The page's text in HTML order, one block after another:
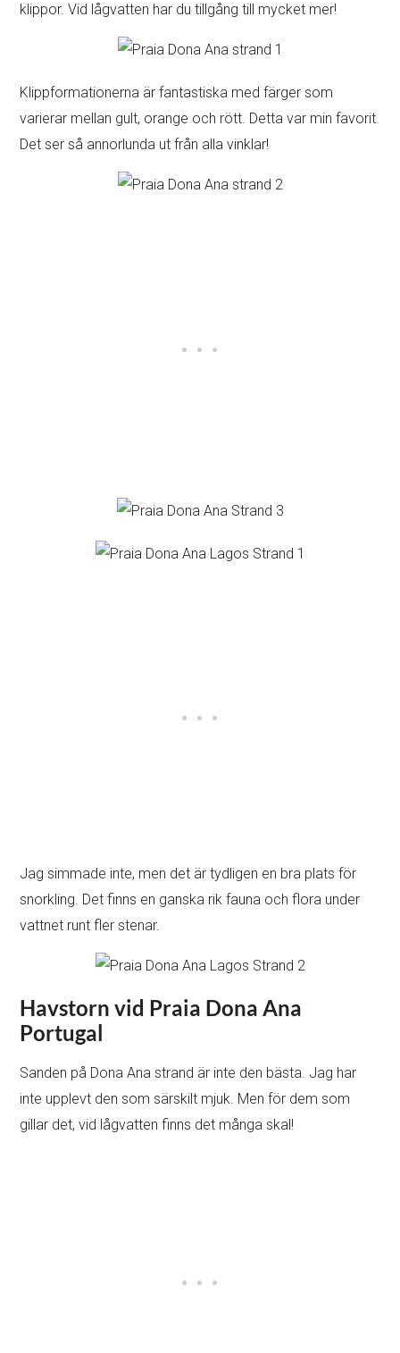
klippor. Vid lågvatten har du tillgång till mycket mer!
Klippformationerna är fantastiska med färger som
varierar mellan gult, orange och rött. Detta var min favorit.
Det ser så annorlunda ut från alla vinklar!
Jag simmade inte, men det är tydligen en bra plats för
snorkling. Det finns en ganska rik fauna och flora under
vattnet runt fler stenar.
Havstorn vid Praia Dona Ana
Portugal
Sanden på Dona Ana strand är inte den bästa. Jag har
inte upplevt den som särskilt mjuk. Men för dem som
gillar det, vid lågvatten finns det många skal!